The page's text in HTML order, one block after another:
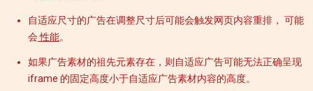
自适应尺寸的广告在调整尺寸后可能会触发网页内容重排， 可能
会性能。
如果广告素材的祖先元素存在，则自适应广告可能无法正确呈现
iframe 的固定高度小于自适应广告素材内容的高度。